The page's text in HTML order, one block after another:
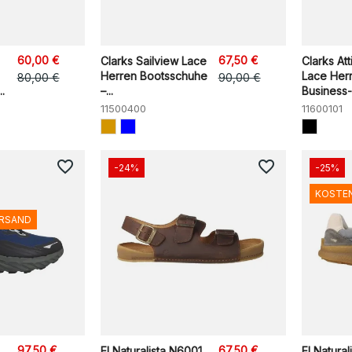
60,00 €
80,00 €
Clarks Sailview Lace
Herren Bootsschuhe
–...
11500400
67,50 €
90,00 €
Clarks
Lace
11600101
favorite_border -24% favorite_border -25%